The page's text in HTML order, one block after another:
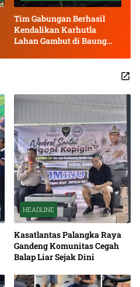
Tim Gabungan Berhasil
Kendalikan Karhutla
Lahan Gambut di Baung
HEADLINE
Kasatlantas Palangka Raya
Gandeng Komunitas Cegah
Balap Liar Sejak Dini